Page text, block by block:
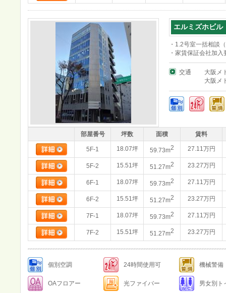
エルミズホビル
・1.2号室一括相談
・家賃保証会社加入
交通
大阪メ
大阪メ
部屋番号 坪数 面積 賃料
5F-1 18.07坪 59.73m2 27.11万円
5F-2 15.51坪 51.27m2 23.27万円
6F-1 18.07坪 59.73m2 27.11万円
6F-2 15.51坪 51.27m2 23.27万円
7F-1 18.07坪 59.73m2 27.11万円
7F-2 15.51坪 51.27m2 23.27万円
個別空調 24時間使用可 機械警備
OAフロアー 光ファイバー 男女別ト